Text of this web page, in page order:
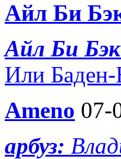
Айл Би
Айл Би
Или Баден-
Ameno 07-
арбуз: